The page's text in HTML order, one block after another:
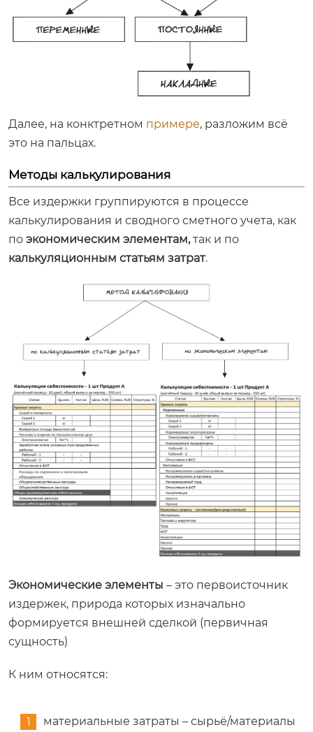
Далее, на конктретном примере, разложим всё
это на пальцах.
Методы калькулирования
Все издержки группируются в процессе
калькулирования и сводного сметного учета, как
по экономическим элементам,так и по
калькуляционным статьям затрат.
Экономические элементы – это первоисточник
издержек, природа которых изначально
формируется внешней сделкой (первичная
сущность)
К ним относятся:
материальные затраты – сырьё/материалы